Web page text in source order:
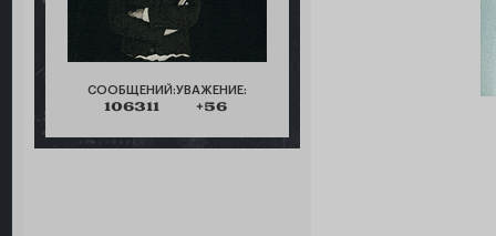
СООБЩЕНИЙ:
106311
УВАЖЕНИЕ:
+56